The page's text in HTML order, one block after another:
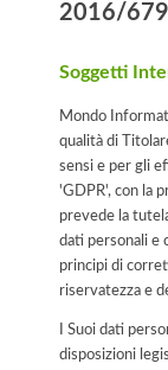
2016/679
Soggetti
Mondo
qualità di
sensi e per gli
'GDPR', con la
prevede la
dati personali e
principi di
riservatezza e
I Suoi dati
disposizioni